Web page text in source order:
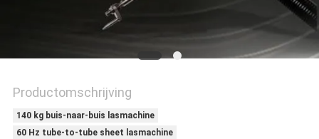
Productomschrijving
140 kg buis-naar-buis lasmachine
60 Hz tube-to-tube sheet lasmachine